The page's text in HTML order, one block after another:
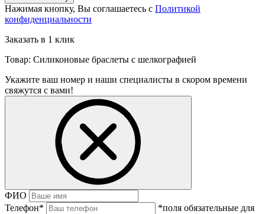
Нажимая кнопку, Вы соглашаетесь с Политикой
конфиденциальности
Заказать в 1 клик
Товар: Силиконовые браслеты с шелкографией
Укажите ваш номер и наши специалисты в скором времени
свяжутся с вами!
ФИО
Телефон*
*поля обязательные для